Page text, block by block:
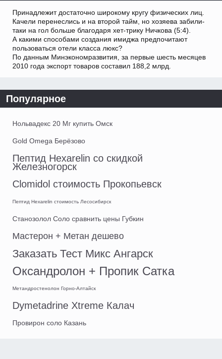
Принадлежит достаточно широкому кругу физических лиц.
Качели перенеслись и на второй тайм, но хозяева забили-
таки на гол больше благодаря хет-трику Ничкова (5:4).
А какими способами создания имиджа предпочитают
пользоваться отели класса люкс?
По данным Минэкономразвития, за первые шесть месяцев
2010 года экспорт товаров составил 188,2 млрд.
Популярное
Нольвадекс 20 Мг купить Омск
Gold Omega Берёзово
Пептид Hexarelin со скидкой
Железногорск
Clomidol стоимость Прокопьевск
Пептид Hexarelin стоимость Лесосибирск
Станозолол Соло сравнить цены Губкин
Мастерон + Метан дешево
Заказать Тест Микс Ангарск
Оксандролон + Пропик Сатка
Метандростенолон Горно-Алтайск
Dymetadrine Xtreme Калач
Провирон соло Казань